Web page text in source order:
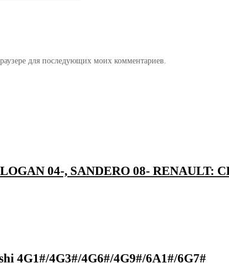
для последующих моих комментариев.
04-, SANDERO 08- RENAULT:
4G1#/4G3#/4G6#/4G9#/6A1#/6G7#